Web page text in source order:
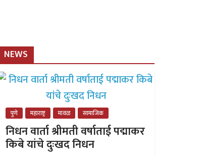
NEWS
पुणे महाराष्ट्र मावळ सामाजिक
निधन वार्ता श्रीमती वर्षाताई पद्माकर
किबे यांचे दुःखद निधन